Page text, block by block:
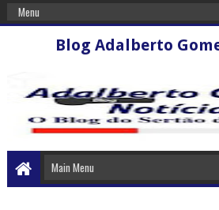
Blog Adalberto